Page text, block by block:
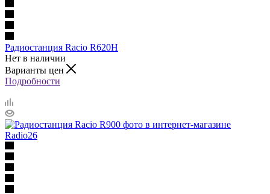
Радиостанция Racio R620H
Нет в наличии
Варианты цен
Подробности